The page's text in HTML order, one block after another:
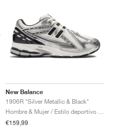
New Balance
1906R "Silver Metallic & Black"
€159,99